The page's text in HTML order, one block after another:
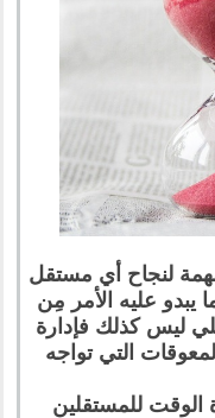
لنجاح أي مستقل
يبدو عليه الأمر مِن
ليس كذلك فإدارة
التي تواجه
الوقت للمستقلين